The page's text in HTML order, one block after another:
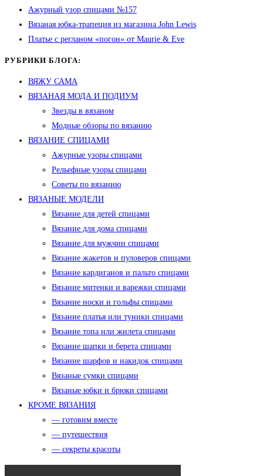
Ажурный узор спицами №157
Вязаная юбка-трапеция из магазина John Lewis
Платье с регланом «погон» от Maurie & Eve
РУБРИКИ БЛОГА:
ВЯЖУ САМА
ВЯЗАНАЯ МОДА И ПОДИУМ
Звезды в вязаном
Модные обзоры по вязанию
ВЯЗАНИЕ СПИЦАМИ
Ажурные узоры спицами
Рельефные узоры спицами
Советы по вязанию
ВЯЗАНЫЕ МОДЕЛИ
Вязание для детей спицами
Вязание для дома спицами
Вязание для мужчин спицами
Вязание жакетов и пуловеров спицами
Вязание кардиганов и пальто спицами
Вязание митенки и варежки спицами
Вязание носки и гольфы спицами
Вязание платья или туники спицами
Вязание топа или жилета спицами
Вязание шапки и берета спицами
Вязание шарфов и накидок спицами
Вязаные сумки спицами
Вязаные юбки и брюки спицами
КРОМЕ ВЯЗАНИЯ
— готовим вместе
— путешествия
— секреты красоты